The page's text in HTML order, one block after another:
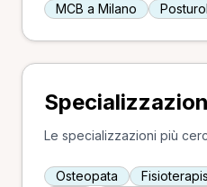
MCB a Milano
Le specializzazioni più
Osteopata